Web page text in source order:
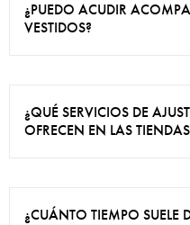
¿PUEDO ACUDIR
VESTIDOS?
¿QUÉ SERVICIOS DE
OFRECEN EN LAS
¿CUÁNTO TIEMPO SUELE